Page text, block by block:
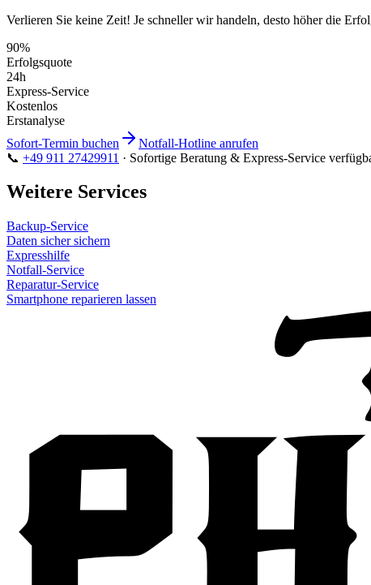
Verlieren Sie keine Zeit! Je schneller wir handeln, desto höher die
90%
Erfolgsquote
24h
Express-Service
Kostenlos
Erstanalyse
Sofort-Termin buchen
Notfall-Hotline anrufen
📞 +49 911 27429911 · Sofortige Beratung & Express-Service
Weitere Services
Backup-Service
Daten sicher sichern
Expresshilfe
Notfall-Service
Reparatur-Service
Smartphone reparieren lassen